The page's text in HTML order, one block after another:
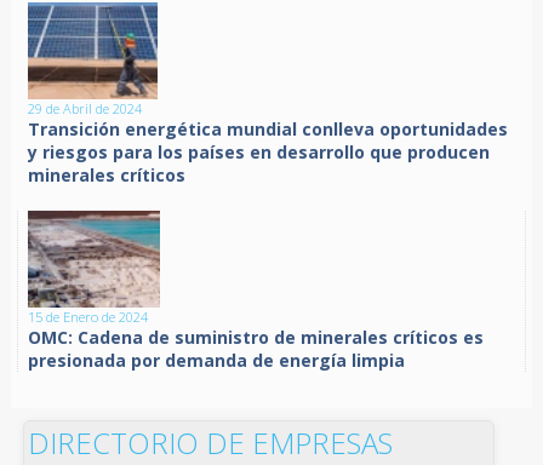
29 de Abril de 2024
Transición energética mundial conlleva oportunidades
y riesgos para los países en desarrollo que producen
minerales críticos
15 de Enero de 2024
OMC: Cadena de suministro de minerales críticos es
presionada por demanda de energía limpia
DIRECTORIO DE EMPRESAS